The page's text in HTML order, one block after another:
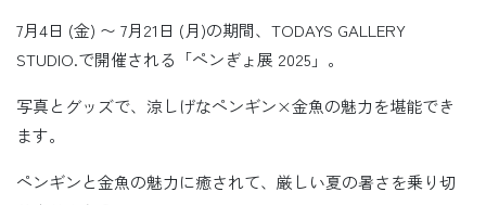
7月4日 (金) 〜 7月21日 (月)の期間、TODAYS GALLERY
STUDIO.で開催される「ペンぎょ展 2025」。
写真とグッズで、涼しげなペンギン×金魚の魅力を堪能でき
ます。
ペンギンと金魚の魅力に癒されて、厳しい夏の暑さを乗り切